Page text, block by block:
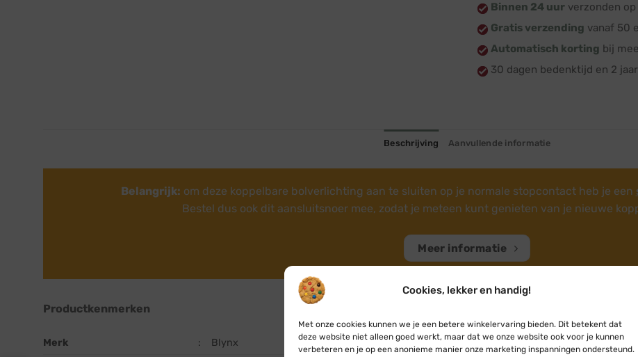
Cookies, lekker en handig!
Met onze cookies kunnen we je een betere winkelervaring bieden. Dit betekent dat
deze website niet alleen goed werkt, maar dat we onze website ook voor je kunnen
verbeteren en je op een anonieme manier onze marketing inspanningen ondersteund.
Binnen 24 uur verzonden
Gratis verzending vanaf 50
Automatisch korting bij
30 dagen bedenktijd en 2
Beschrijving Aanvullende informatie
Belangrijk: om deze koppelbare bolverlichting aan te sluiten op je normale stopcontact heb je een
Bestel dus ook dit aansluitsnoer mee, zodat je meteen kunt genieten van je nieuwe
Meer informatie
Productkenmerken
Merk :
Blynx